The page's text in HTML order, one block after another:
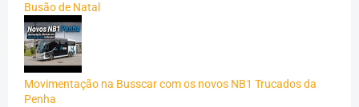
Busão de Natal
Movimentação na Busscar com os novos NB1 Trucados da
Penha